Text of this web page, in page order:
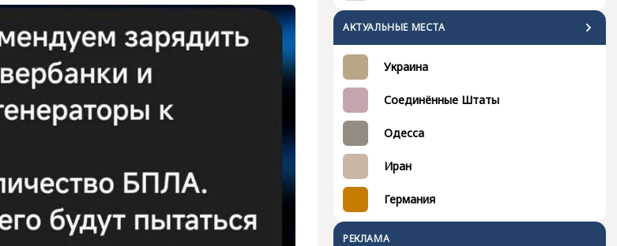
АКТУАЛЬНЫЕ МЕСТА
Украина
Соединённые Штаты
Одесса
Иран
Германия
РЕКЛАМА